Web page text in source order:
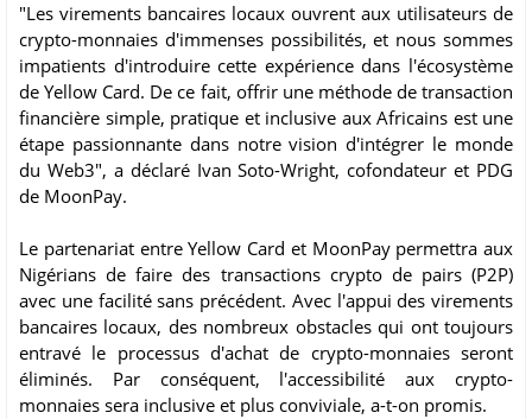
"Les virements bancaires locaux ouvrent aux utilisateurs de
crypto-monnaies d'immenses possibilités, et nous sommes
impatients d'introduire cette expérience dans l'écosystème
de Yellow Card. De ce fait, offrir une méthode de transaction
financière simple, pratique et inclusive aux Africains est une
étape passionnante dans notre vision d'intégrer le monde
du Web3", a déclaré Ivan Soto-Wright, cofondateur et PDG
de MoonPay.
Le partenariat entre Yellow Card et MoonPay permettra aux
Nigérians de faire des transactions crypto de pairs (P2P)
avec une facilité sans précédent. Avec l'appui des virements
bancaires locaux, des nombreux obstacles qui ont toujours
entravé le processus d'achat de crypto-monnaies seront
éliminés. Par conséquent, l'accessibilité aux crypto-
monnaies sera inclusive et plus conviviale, a-t-on promis.